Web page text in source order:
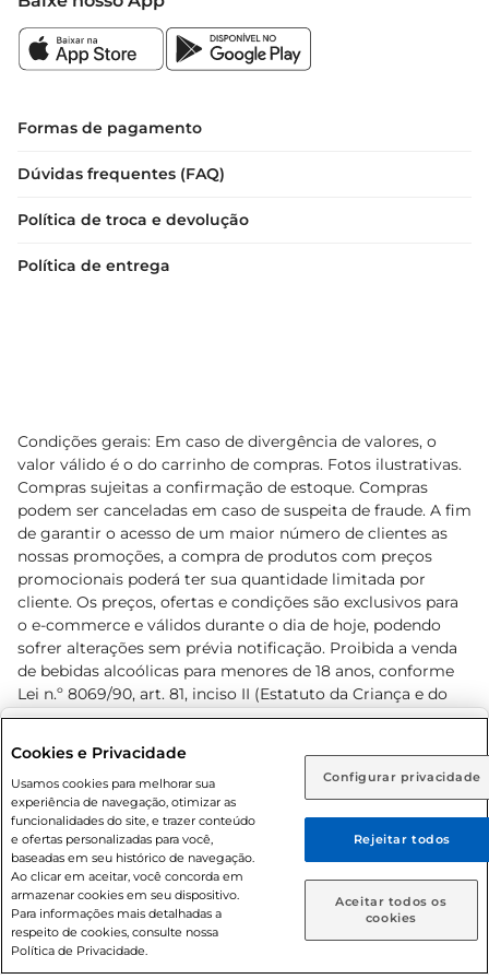
Rio de Janeiro (RJ) Goiás (GO)
Ou
Caso queira comprar online, informe como deseja receber
suas compras:
Entrega em casa Retire em Loja
Formas de pagamento
Dúvidas frequentes (FAQ)
Política de troca e devolução
Política de entrega
Condições gerais: Em caso de divergência de valores, o
valor válido é o do carrinho de compras. Fotos ilustrativas.
Compras sujeitas a confirmação de estoque. Compras
podem ser canceladas em caso de suspeita de fraude. A fim
de garantir o acesso de um maior número de clientes as
nossas promoções, a compra de produtos com preços
promocionais poderá ter sua quantidade limitada por
cliente. Os preços, ofertas e condições são exclusivos para
o e-commerce e válidos durante o dia de hoje, podendo
sofrer alterações sem prévia notificação. Proibida a venda
de bebidas alcoólicas para menores de 18 anos, conforme
Lei n.º 8069/90, art. 81, inciso II (Estatuto da Criança e do
Adolescente). Preços e condições exclusivos para o
prévio. O valor mínimo para as compras on-line é de R$
80,00.
© 2026 Copyright. Todos os direitos
reservados Prezunic.
Cookies e Privacidade
Usamos cookies para melhorar sua
experiência de navegação, otimizar as
funcionalidades do site, e trazer conteúdo
e ofertas personalizadas para você,
baseadas em seu histórico de navegação.
Ao clicar em aceitar, você concorda em
armazenar cookies em seu dispositivo.
Para informações mais detalhadas a
respeito de cookies, consulte nossa
Política de Privacidade.
Configurar privacidade
Rejeitar todos
Aceitar todos os
cookies